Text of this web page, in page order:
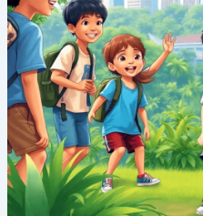
Tak
Tertandingi
di
Camp
Cosmos